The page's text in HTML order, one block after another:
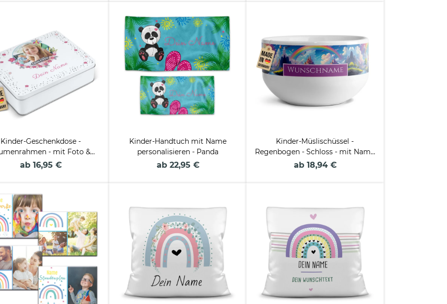
Kinder-Geschenkdose -
- mit Foto &
Name -
ab 16,95 €
Kinder-Handtuch mit Name
personalisieren - Panda
ab 22,95 €
Kinder-Müslischüssel -
Regenbogen - Schloss - mit Name
- 500 ml
ab 18,94 €